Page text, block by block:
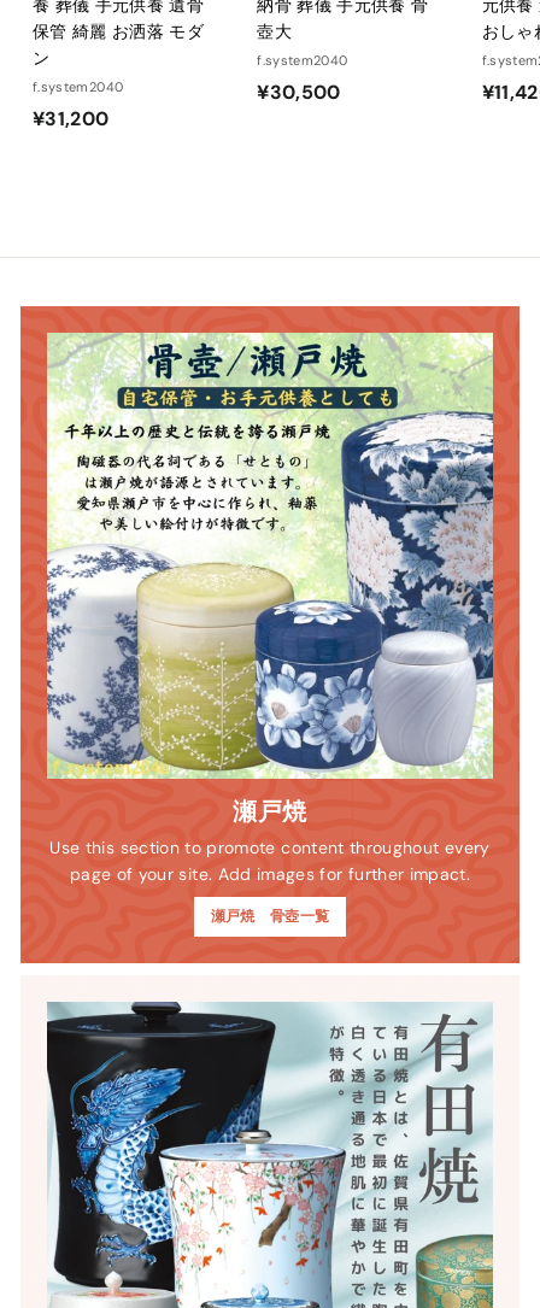
保管 綺麗 お洒落 モダ
ン
f.system2040
¥31,200¥
壺大
f.system2040
¥30,500¥
おしゃ
瀬戸焼
Use this section to promote content throughout every
page of your site. Add images for further impact.
瀬戸焼 骨壺一覧